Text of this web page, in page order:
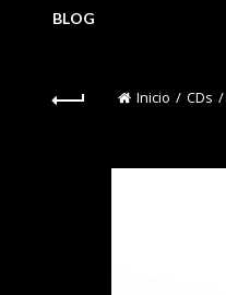
BLOG
Inicio CDs